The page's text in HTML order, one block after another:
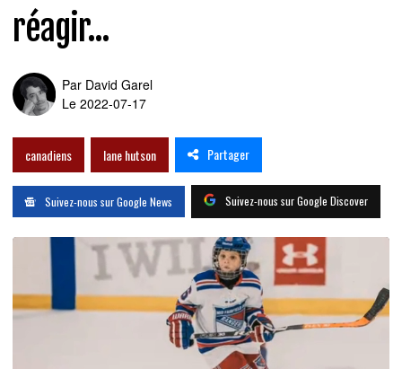
réagir...
Par David Garel
Le 2022-07-17
canadiens lane hutson Partager
Suivez-nous sur Google News Suivez-nous sur Google Discover